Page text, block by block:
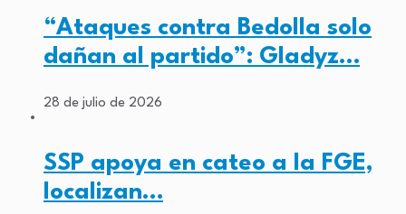
“Ataques contra Bedolla solo
dañan al partido”: Gladyz…
28 de julio de 2026
SSP apoya en cateo a la FGE,
localizan…